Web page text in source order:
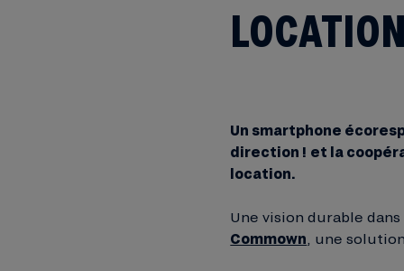
Un smartphone
direction ! et la
location.
Une vision durable
Commown , une